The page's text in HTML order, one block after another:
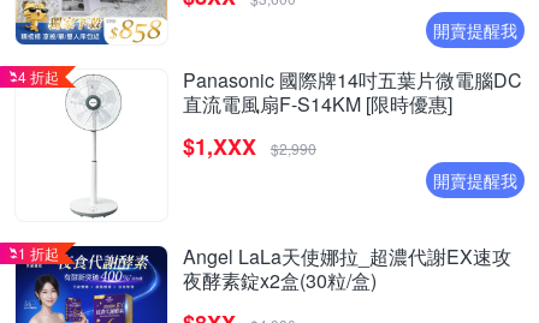
開賣提醒我
4 折起
Panasonic 國際牌14吋五葉片微電腦DC
直流電風扇F-S14KM [限時優惠]
$1,XXX $2,990
開賣提醒我
1 折起
Angel LaLa天使娜拉_超濃代謝EX速攻
夜酵素錠x2盒(30粒/盒)